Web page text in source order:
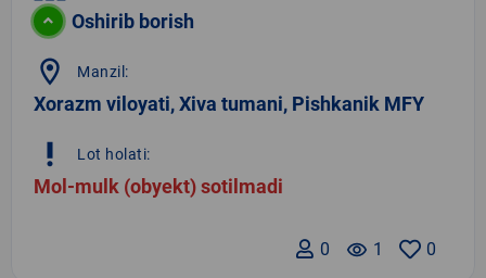
Oshirib borish
location_on Manzil:
Xorazm viloyati, Xiva tumani, Pishkanik MFY
priority_high Lot holati:
Mol-mulk (obyekt) sotilmadi
0
remove_red_eye 1
0